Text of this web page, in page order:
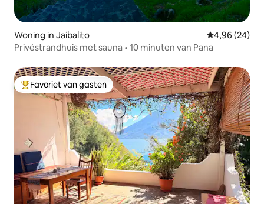
Woning in Jaibalito Gemiddelde
4,96 (24)
Privéstrandhuis met sauna • 10 minuten van Pana
Topfavoriet van gasten
Favoriet van gasten